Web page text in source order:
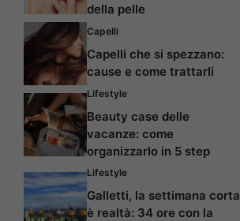
della pelle
Capelli
Capelli che si spezzano:
cause e come trattarli
Lifestyle
Beauty case delle
vacanze: come
organizzarlo in 5 step
Lifestyle
Galletti, la settimana corta
è realtà: 34 ore con la